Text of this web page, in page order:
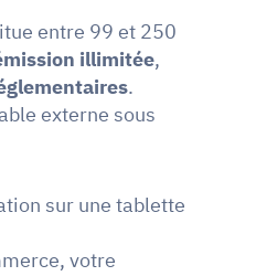
entre 99 et 250
illimitée,
.
externe sous
sur une tablette
votre